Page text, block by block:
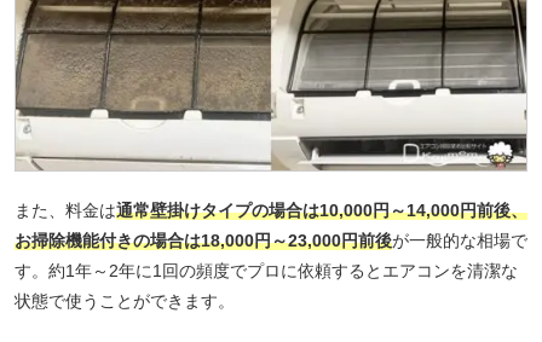
また、料金は通常壁掛けタイプの場合は10,000円～14,000円前後、
お掃除機能付きの場合は18,000円～23,000円前後が一般的な相場で
す。約1年～2年に1回の頻度でプロに依頼するとエアコンを清潔な
状態で使うことができます。